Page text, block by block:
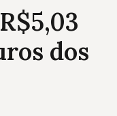
dos